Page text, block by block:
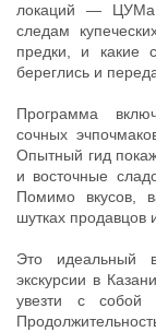
локаций — ЦУМа
следам
предки, и какие
береглись и
Программа
сочных
Опытный гид
и восточные
Помимо вкусов,
шутках продавцов
Это идеальный
экскурсии в
увезти с собой